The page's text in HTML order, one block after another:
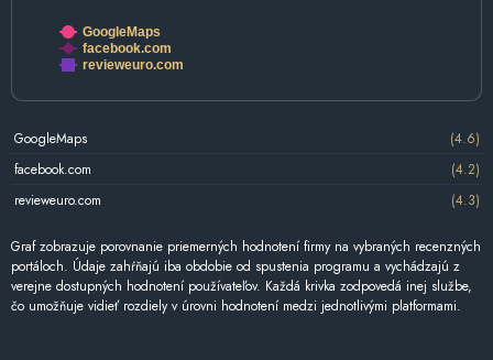
GoogleMaps
facebook.com
revieweuro.com
GoogleMaps
(4.6)
facebook.com
(4.2)
revieweuro.com
(4.3)
Graf zobrazuje porovnanie priemerných hodnotení firmy na vybraných recenzných
portáloch. Údaje zahŕňajú iba obdobie od spustenia programu a vychádzajú z
verejne dostupných hodnotení používateľov. Každá krivka zodpovedá inej službe,
čo umožňuje vidieť rozdiely v úrovni hodnotení medzi jednotlivými platformami.